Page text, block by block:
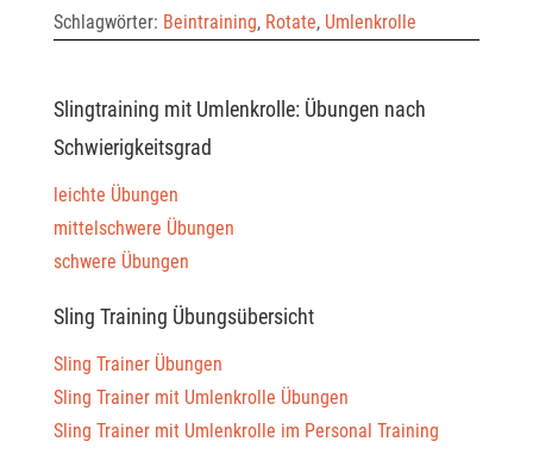
Schlagwörter: Beintraining, Rotate, Umlenkrolle
Slingtraining mit Umlenkrolle: Übungen nach
Schwierigkeitsgrad
leichte Übungen
mittelschwere Übungen
schwere Übungen
Sling Training Übungsübersicht
Sling Trainer Übungen
Sling Trainer mit Umlenkrolle Übungen
Sling Trainer mit Umlenkrolle im Personal Training